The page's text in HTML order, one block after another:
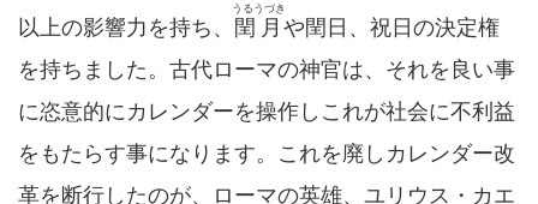
以上の影響力を持ち、 閏月
うるうづき
や閏日、祝日の決定権
を持ちました。古代ローマの神官は、それを良い事
に恣意的にカレンダーを操作しこれが社会に不利益
をもたらす事になります。これを廃しカレンダー改
革を断行したのが、ローマの英雄、ユリウス・カエ